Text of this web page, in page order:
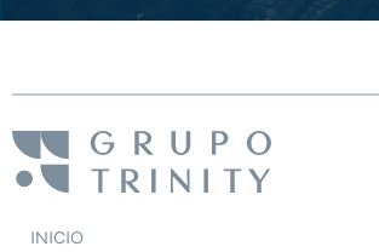
INICIO